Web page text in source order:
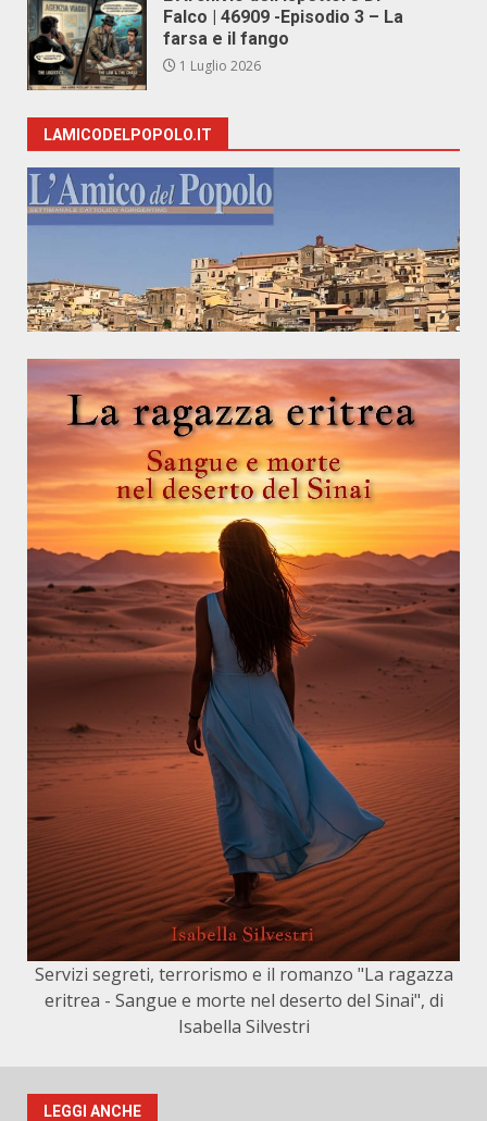
Falco | 46909 -Episodio 3 – La
farsa e il fango
1 Luglio 2026
LAMICODELPOPOLO.IT
Servizi segreti, terrorismo e il romanzo "La ragazza
eritrea - Sangue e morte nel deserto del Sinai", di
Isabella Silvestri
LEGGI ANCHE